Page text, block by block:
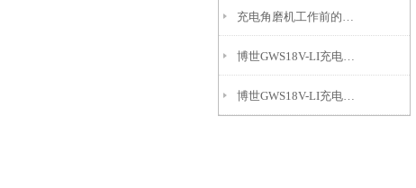
博世GWS18V-LI充电角磨机主要用途介绍
博世GWS18V-LI充电角磨机正确操作才能避免出现事故